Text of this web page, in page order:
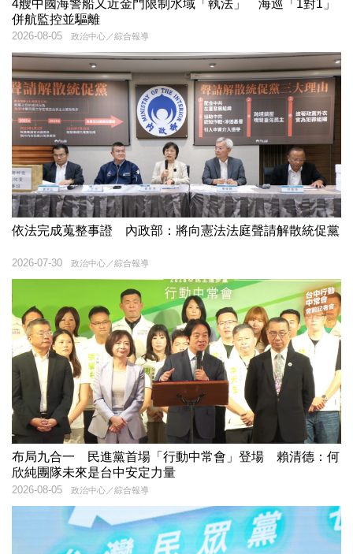
4艘中國海警船又近金門限制水域「執法」 海巡「1對1」
併航監控並驅離
政治中心／綜合報導
2026-08-05
依法完成蒐整事證 內政部：將向憲法法庭聲請解散統促黨
政治中心／綜合報導
2026-07-30
布局九合一 民進黨首場「行動中常會」登場 賴清德：何
欣純團隊未來是台中安定力量
政治中心／綜合報導
2026-08-05